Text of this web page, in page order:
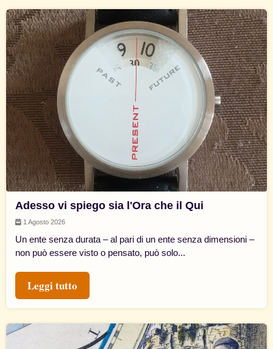
Adesso vi spiego sia l'Ora che il Qui
1 Agosto 2026
Un ente senza durata – al pari di un ente senza dimensioni –
non può essere visto o pensato, può solo...
Leggi tutto